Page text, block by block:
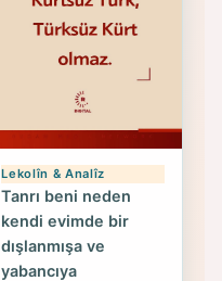
Lekolîn & Analîz
Tanrı beni neden
kendi evimde bir
dışlanmışa ve
yabancıya